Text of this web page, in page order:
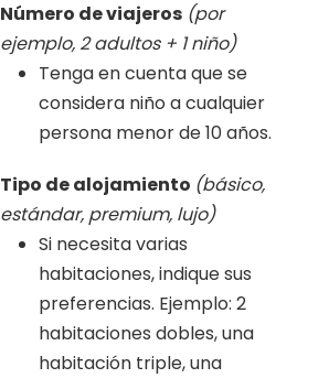
Número de viajeros (por
ejemplo, 2 adultos + 1 niño)
Tenga en cuenta que se
considera niño a cualquier
persona menor de 10 años.
Tipo de alojamiento (básico,
estándar, premium, lujo)
Si necesita varias
habitaciones, indique sus
preferencias. Ejemplo: 2
habitaciones dobles, una
habitación triple, una